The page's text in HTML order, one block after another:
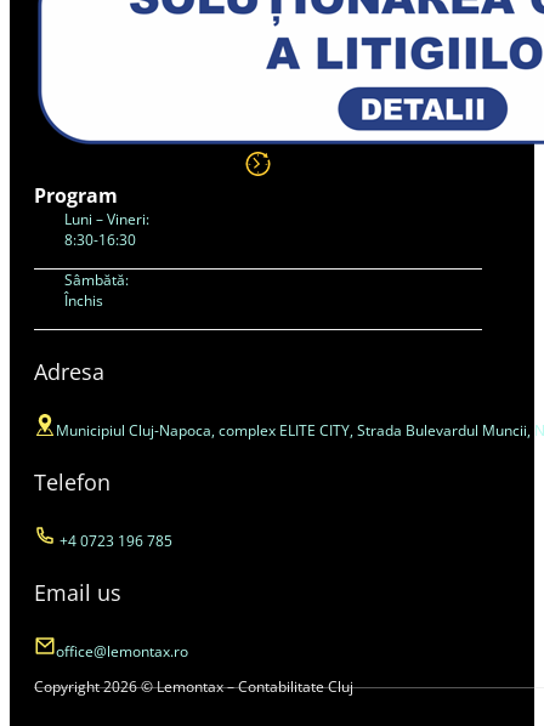
Program
Luni – Vineri:
8:30-16:30
Sâmbătă:
Închis
Adresa
Municipiul Cluj-Napoca, complex ELITE CITY, Strada Bulevardul Muncii,
Telefon
+4 0723 196 785
Email us
office@lemontax.ro
Copyright 2026 © Lemontax – Contabilitate Cluj